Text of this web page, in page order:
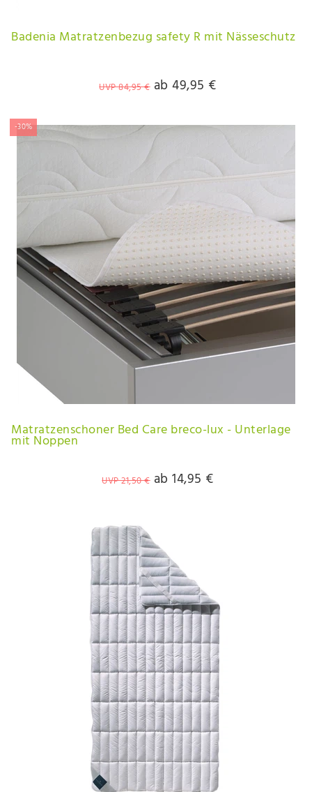
Badenia Matratzenbezug safety R mit Nässeschutz
UVP 84,95 € ab 49,95 €
-30%
Matratzenschoner Bed Care breco-lux - Unterlage
mit Noppen
UVP 21,50 € ab 14,95 €